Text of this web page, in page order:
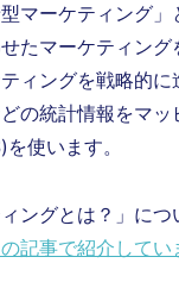
型マーケティング」
たマーケティング
ィングを戦略的に
の統計情報をマッ
を使います。
ングとは？」につ
記事で紹介してい